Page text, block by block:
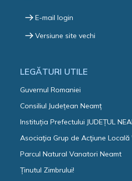
E-mail login
Versiune site vechi
LEGĂTURI UTILE
Guvernul Romaniei
Consiliul Județean Neamț
Instituția Prefectului JUDEȚUL
Asociaţia Grup de Acţiune Locală
Parcul Natural Vanatori Neamt
Ținutul Zimbrului!